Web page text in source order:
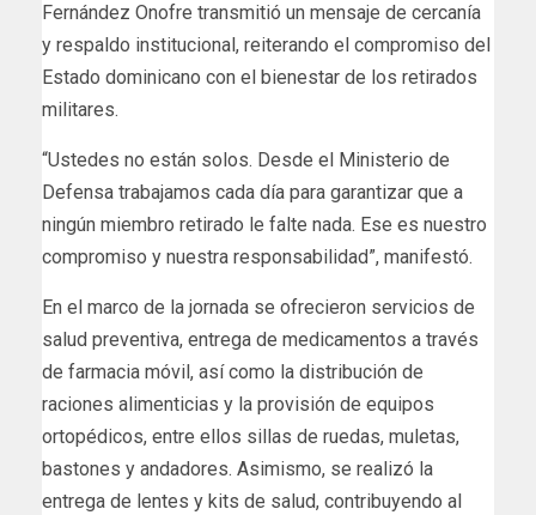
Fernández Onofre transmitió un mensaje de cercanía
y respaldo institucional, reiterando el compromiso del
Estado dominicano con el bienestar de los retirados
militares.
“Ustedes no están solos. Desde el Ministerio de
Defensa trabajamos cada día para garantizar que a
ningún miembro retirado le falte nada. Ese es nuestro
compromiso y nuestra responsabilidad”, manifestó.
En el marco de la jornada se ofrecieron servicios de
salud preventiva, entrega de medicamentos a través
de farmacia móvil, así como la distribución de
raciones alimenticias y la provisión de equipos
ortopédicos, entre ellos sillas de ruedas, muletas,
bastones y andadores. Asimismo, se realizó la
entrega de lentes y kits de salud, contribuyendo al